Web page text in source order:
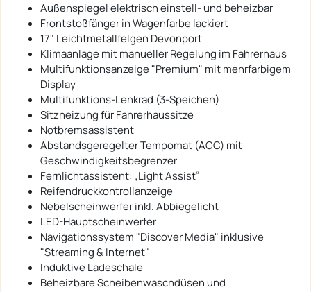
Außenspiegel elektrisch einstell- und beheizbar
Frontstoßfänger in Wagenfarbe lackiert
17" Leichtmetallfelgen Devonport
Klimaanlage mit manueller Regelung im Fahrerhaus
Multifunktionsanzeige "Premium" mit mehrfarbigem
Display
Multifunktions-Lenkrad (3-Speichen)
Sitzheizung für Fahrerhaussitze
Notbremsassistent
Abstandsgeregelter Tempomat (ACC) mit
Geschwindigkeitsbegrenzer
Fernlichtassistent: „Light Assist“
Reifendruckkontrollanzeige
Nebelscheinwerfer inkl. Abbiegelicht
LED-Hauptscheinwerfer
Navigationssystem "Discover Media" inklusive
"Streaming & Internet"
Induktive Ladeschale
Beheizbare Scheibenwaschdüsen und